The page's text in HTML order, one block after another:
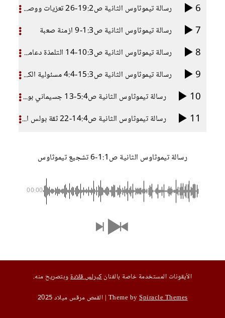
6 رسالة تيموثاوس الثانية ص19:2-26 تعزيات ووصايا للخدام
7 رسالة تيموثاوس الثانية ص1:3-9 ازمنة صعبة
8 رسالة تيموثاوس الثانية ص10:3-14 التلمذة دعامة الثبات
9 رسالة تيموثاوس الثانية ص15:3-4:4 مسئولية الكرازة
10 رسالة تيموثاوس الثانية ص5:4-13 جسيماني بولس الرسول
11 رسالة تيموثاوس الثانية ص14:4-22 ثقة بولس الرسول
رسالة تيموثاوس الثانية ص1:1-6 تشجيع تيموثاوس
00:00
الأيقونات المستخدمة خاصة بالفنانكيرلس قلادةوبتصريح منه.
القمص مرقس ميلاد 2025 | Theme bySpiracle Themes